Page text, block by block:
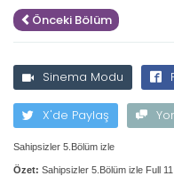
Önceki Bölüm
Sinema Modu
X'de Paylaş
Sahipsizler 5.Bölüm izle
Özet: Sahipsizler 5.Bölüm izle Full